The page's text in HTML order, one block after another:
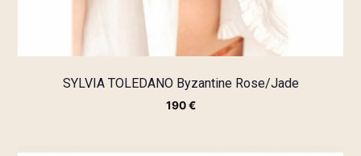
SYLVIA TOLEDANO Byzantine Rose/Jade
190€